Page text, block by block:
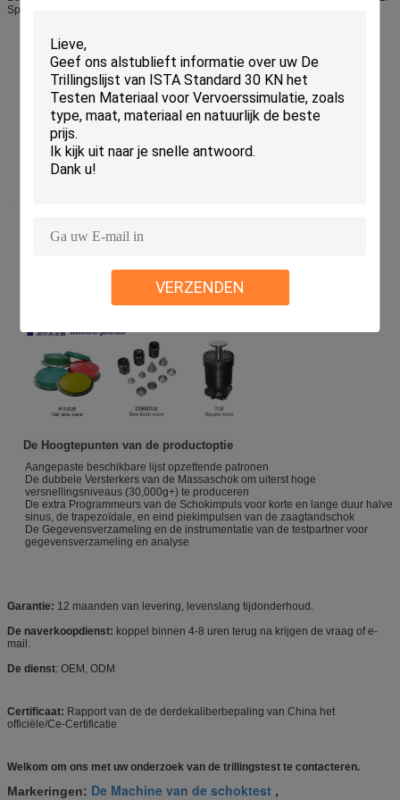
VERZENDEN
Spec.
exploitatie
Het gesmede ontwerp van de aluminiumlijst voor het produceren van de
hoge impulsen van de versnellingsschok
Versnellingsuitrusting om de prestaties van de snelheidsverandering te
verhogen
Laat het elektrisch hijstoestel opheffende en plaatsende systeem
nauwkeurige dalingsherhaalbaarheid toe
Drijvende Seismische Basis om de schokenergie te beperken die aan de
vloer overbrengt
Volledige waaier van beschikbare toepassingen trainingsprogramma's
Klantenserviceafdeling wereldwijd
De Hoogtepunten van de productoptie
Aangepaste beschikbare lijst opzettende patronen
De dubbele Versterkers van de Massaschok om uiterst hoge
versnellingsniveaus (30,000g+) te produceren
De extra Programmeurs van de Schokimpuls voor korte en lange duur halve
sinus, de trapezoïdale, en eind piekimpulsen van de zaagtandschok
De Gegevensverzameling en de instrumentatie van de testpartner voor
gegevensverzameling en analyse
Garantie: 12 maanden van levering, levenslang tijdonderhoud.
De naverkoopdienst: koppel binnen 4-8 uren terug na krijgen de vraag of e-
mail.
De dienst: OEM, ODM
Certificaat: Rapport van de de derdekaliberbepaling van China het
officiële/Ce-Certificatie
Welkom om ons met uw onderzoek van de trillingstest te contacteren.
Markeringen: De Machine van de schoktest ,